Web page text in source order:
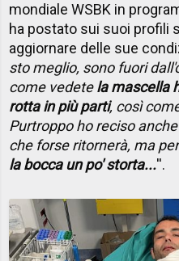
mondiale WSBK in
ha postato sui suoi profili
aggiornare delle sue
sto meglio, sono fuori
come vedetela mascella
rotta in più parti, così
Purtroppo ho reciso
che forse ritornerà, ma
la bocca un po' storta...''.